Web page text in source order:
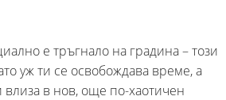
е тръгнало на градина – този
уж ти се освобождава време, а
в нов, още по-хаотичен